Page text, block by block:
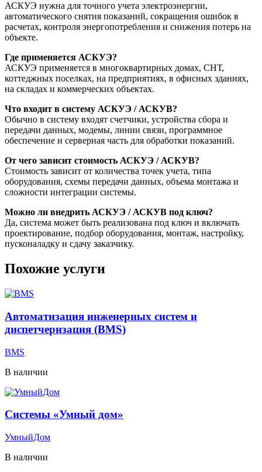
АСКУЭ нужна для точного учета электроэнергии,
автоматического снятия показаний, сокращения ошибок в
расчетах, контроля энергопотребления и снижения потерь на
объекте.
Где применяется АСКУЭ?
АСКУЭ применяется в многоквартирных домах, СНТ,
коттеджных поселках, на предприятиях, в офисных зданиях,
на складах и коммерческих объектах.
Что входит в систему АСКУЭ / АСКУВ?
Обычно в систему входят счетчики, устройства сбора и
передачи данных, модемы, линии связи, программное
обеспечение и серверная часть для обработки показаний.
От чего зависит стоимость АСКУЭ / АСКУВ?
Стоимость зависит от количества точек учета, типа
оборудования, схемы передачи данных, объема монтажа и
сложности интеграции системы.
Можно ли внедрить АСКУЭ / АСКУВ под ключ?
Да, система может быть реализована под ключ и включать
проектирование, подбор оборудования, монтаж, настройку,
пусконаладку и сдачу заказчику.
Похожие услуги
Автоматизация инженерных систем и
диспетчеризация (BMS)
BMS
В наличии
Системы «Умный дом»
УмныйДом
В наличии